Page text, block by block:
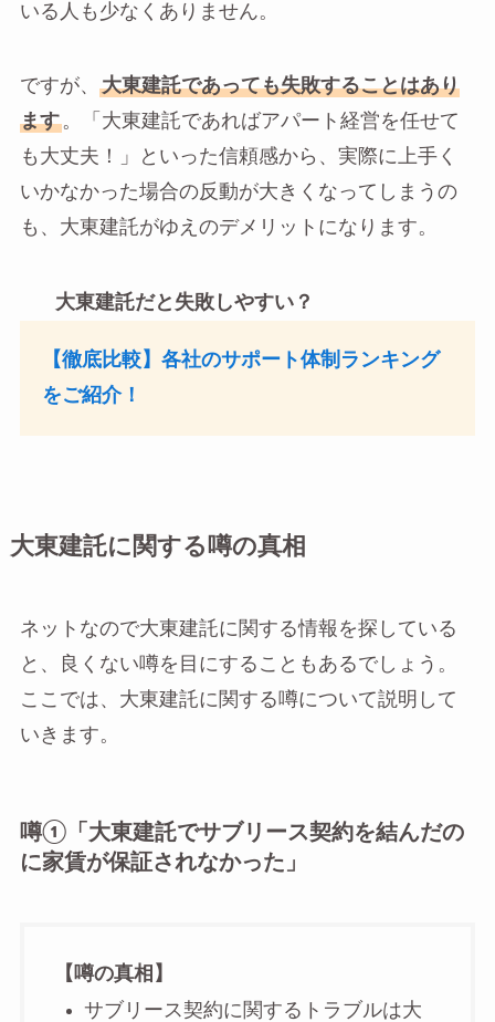
いる人も少なくありません。
ですが、
大東建託であっても失敗することはあり
ます。「大東建託であればアパート経営を任せて
も大丈夫！」といった信頼感から、実際に上手く
いかなかった場合の反動が大きくなってしまうの
も、大東建託がゆえのデメリットになります。
大東建託だと失敗しやすい？
【徹底比較】各社のサポート体制ランキング
をご紹介！
大東建託に関する噂の真相
ネットなので大東建託に関する情報を探している
と、良くない噂を目にすることもあるでしょう。
ここでは、大東建託に関する噂について説明して
いきます。
噂①「大東建託でサブリース契約を結んだの
に家賃が保証されなかった」
【噂の真相】
サブリース契約に関するトラブルは大